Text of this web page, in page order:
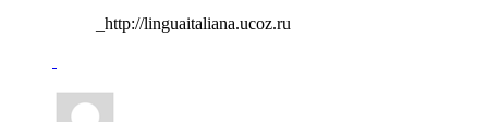
_http://linguaitaliana.ucoz.ru